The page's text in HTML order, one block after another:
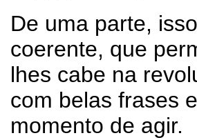
De uma parte,
coerente, que
lhes cabe na
com belas frases
momento de agir.